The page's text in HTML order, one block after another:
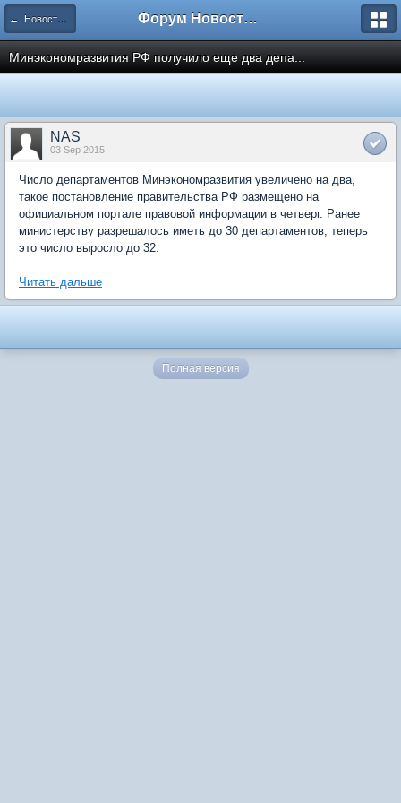
← Новости рынка недвижимости Форум Новостройки
Минэкономразвития РФ получило еще два депа...
NAS
03 Sep 2015
Число департаментов Минэкономразвития увеличено на два,
такое постановление правительства РФ размещено на
официальном портале правовой информации в четверг. Ранее
министерству разрешалось иметь до 30 департаментов, теперь
это число выросло до 32.
Читать дальше
Полная версия